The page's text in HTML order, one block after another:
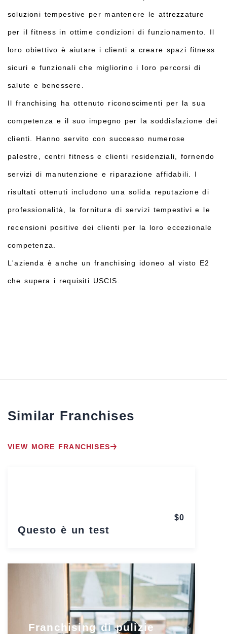
soluzioni tempestive per mantenere le attrezzature
per il fitness in ottime condizioni di funzionamento. Il
loro obiettivo è aiutare i clienti a creare spazi fitness
sicuri e funzionali che migliorino i loro percorsi di
salute e benessere.
Il franchising ha ottenuto riconoscimenti per la sua
competenza e il suo impegno per la soddisfazione dei
clienti. Hanno servito con successo numerose
palestre, centri fitness e clienti residenziali, fornendo
servizi di manutenzione e riparazione affidabili. I
risultati ottenuti includono una solida reputazione di
professionalità, la fornitura di servizi tempestivi e le
recensioni positive dei clienti per la loro eccezionale
competenza.
L'azienda è anche un franchising idoneo al visto E2
che supera i requisiti USCIS.
Similar Franchises
VIEW MORE FRANCHISES
Questo è un test
$0
Franchising di pulizie